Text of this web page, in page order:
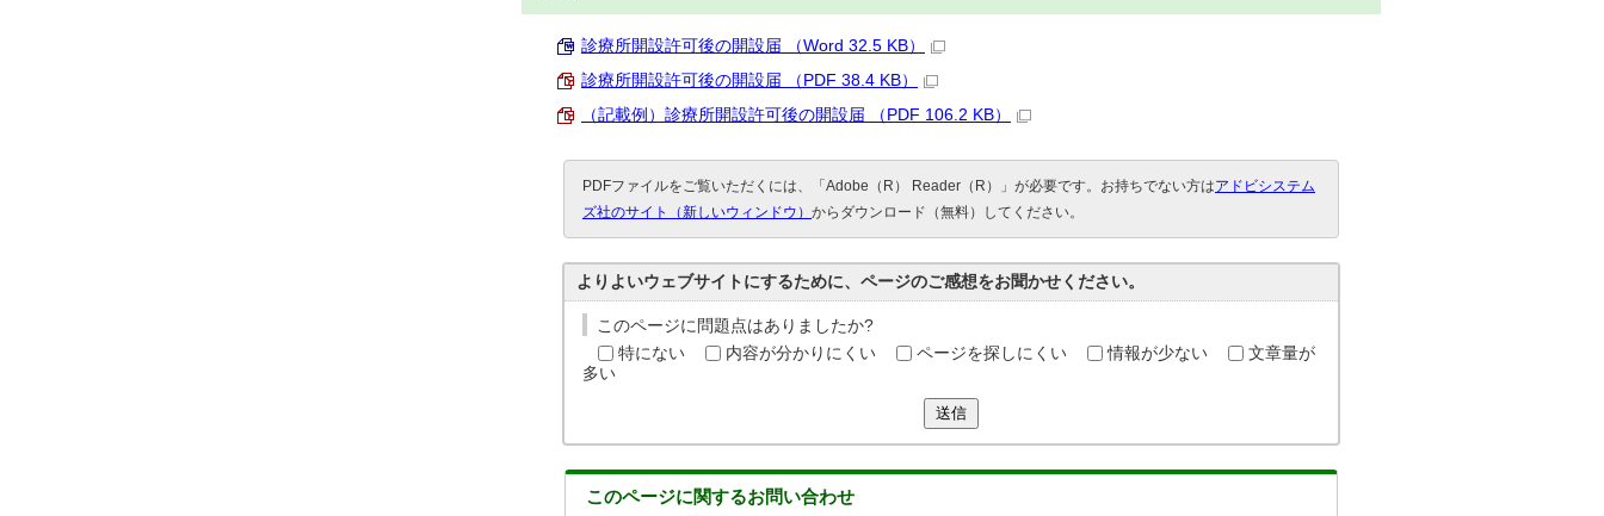
診療所開設許可後の開設届 （Word 32.5 KB）
診療所開設許可後の開設届 （PDF 38.4 KB）
（記載例）診療所開設許可後の開設届 （PDF 106.2 KB）
PDFファイルをご覧いただくには、「Adobe（R） Reader（R）」が必要です。お持ちでない方はアドビシステム
ズ社のサイト（新しいウィンドウ） からダウンロード（無料）してください。
よりよいウェブサイトにするために、ページのご感想をお聞かせください。
このページに問題点はありましたか?
特にない
内容が分かりにくい ページを探しにくい 情報が少ない
文章量が
多い
送信
このページに関するお問い合わせ